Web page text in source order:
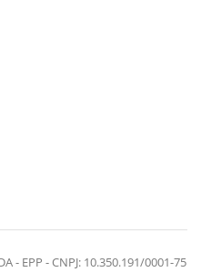
- EPP - CNPJ: 10.350.191/0001-75